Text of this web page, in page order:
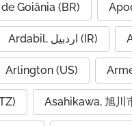
Goiânia (BR)
Ardabil, اردبیل (IR)
Arlington (US)
Asahikawa, 旭川